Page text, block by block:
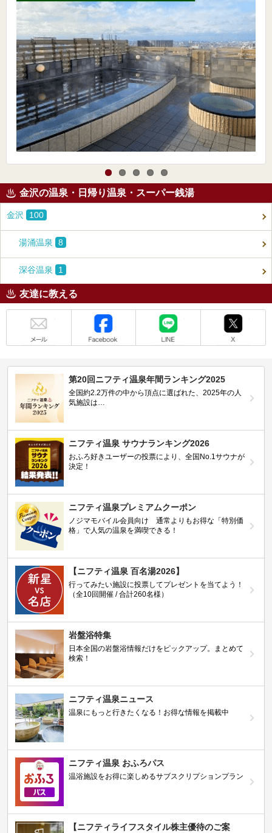
金沢の温泉・日帰り温泉・スーパー銭湯
金沢 100
湯涌温泉 8
深谷温泉 1
友達に教える
第20回ニフティ温泉年間ランキング2025
全国約2.2万件の中から頂点に選ばれた、2025年の人
気施設は…
ニフティ温泉 サウナランキング2026
おふろ好きユーザーの投票により、全国No.1サウナが
決定！
ニフティ温泉プレミアムクーポン
ノジマモバイル会員向け 通常よりもお得な「特別価
格」で人気の温泉を満喫できる！
【ニフティ温泉 百名湯2026】
行ってみたい施設に投票してプレゼントを当てよう！
（全10回開催 / 合計260名様）
岩盤浴特集
日本全国の岩盤浴情報だけをピックアップ。まとめて
検索！
ニフティ温泉ニュース
温泉にもっと行きたくなる！お得な情報を掲載中
ニフティ温泉 おふろパス
温浴施設をお得に楽しめるサブスクリプションプラン
【ニフティライフスタイル株主優待のご案